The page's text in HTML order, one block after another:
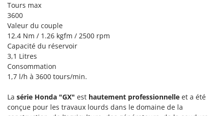
Tondeuses débroussailleuses thermiques
Trancheuses
Trancheuses de sol
Transpalettes
Treuils de débardage
Tronçonneuses
V
Vêtements de Sécurité
Landxcape
LAR Casalinghi
Lavor
Linea VZ
Lisam
M
M.A.I.BO.
Tours max
3600
Valeur du couple
12.4 Nm / 1.26 kgfm / 2500 rpm
Capacité du réservoir
3,1 Litres
Consommation
1,7 l/h à 3600 tours/min.
La série Honda "GX" est hautement professionnelle et a été
conçue pour les travaux lourds dans le domaine de la